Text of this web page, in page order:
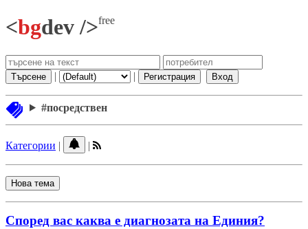
<bgdev />free
Търсене | | Регистрация Вход
#посредствен
Категории | |
Нова тема
Според вас каква е диагнозата на Единия?